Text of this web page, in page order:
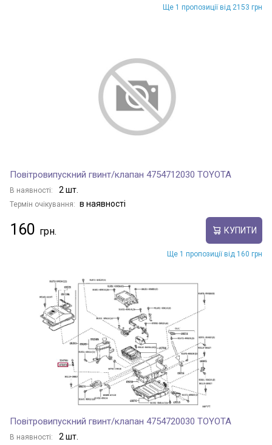
REGIUS ACE
RUMION
SAI
SIENNA
SIENTA
SPADE
STARLET
SUCCEED
Ще 1 пропозиції від 2153 грн
Повітровипускний гвинт/клапан 4754712030 TOYOTA
В наявності: 2 шт.
Термін очікування: в наявності
160 КУПИТИ
Ще 1 пропозиції від 160 грн
Повітровипускний гвинт/клапан 4754720030 TOYOTA
В наявності: 2 шт.